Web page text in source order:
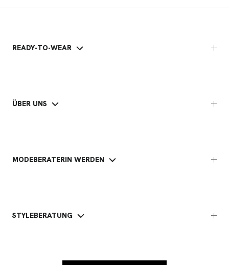
READY-TO-WEAR
ÜBER UNS
MODEBERATERIN WERDEN
STYLEBERATUNG